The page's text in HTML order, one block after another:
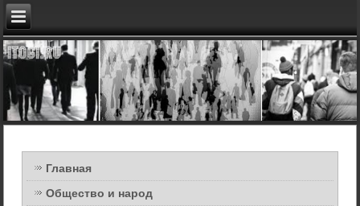
Главная
Общество и народ